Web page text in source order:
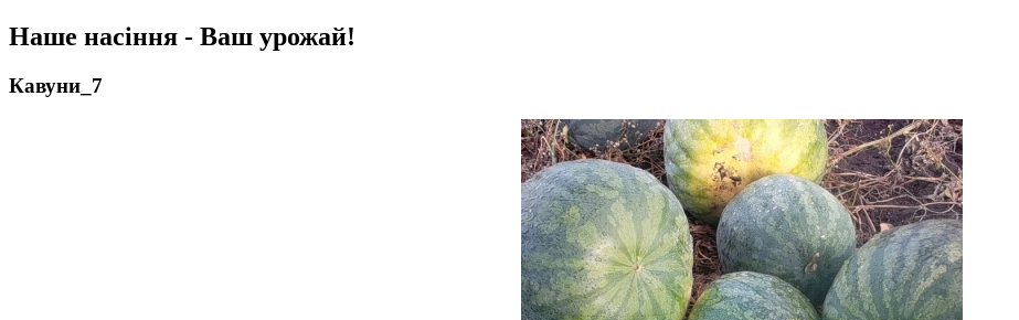
Наше насіння - Ваш урожай!
Кавуни_7